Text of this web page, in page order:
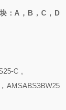
：A，B，C，D
C 。
AMSABS3BW25